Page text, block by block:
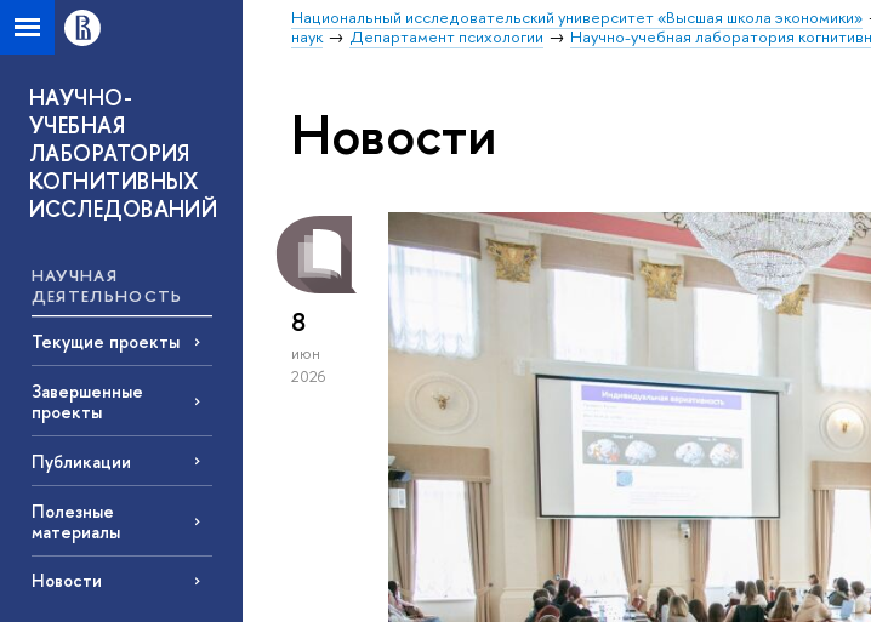
Национальный исследовательский университет «Высшая школа экономики»
наук
Департамент психологии Научно-учебная лаборатория
НАУЧНО-
УЧЕБНАЯ
ЛАБОРАТОРИЯ
КОГНИТИВНЫХ
ИССЛЕДОВАНИЙ
НАУЧНАЯ
ДЕЯТЕЛЬНОСТЬ
Текущие проекты
Завершенные
проекты
Публикации
Полезные
материалы
Новости
Новости
8
июн
2026